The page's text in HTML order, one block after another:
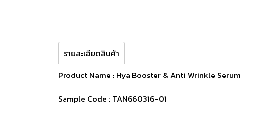
รายละเอียดสินค้า
Product Name : Hya Booster & Anti Wrinkle Serum
Sample Code : TAN660316-01